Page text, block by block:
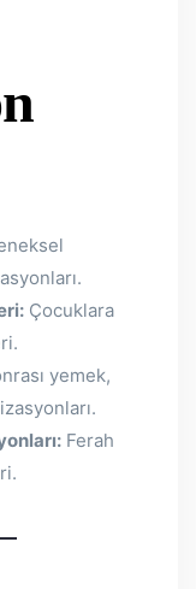
Çocuklara
yemek,
Ferah